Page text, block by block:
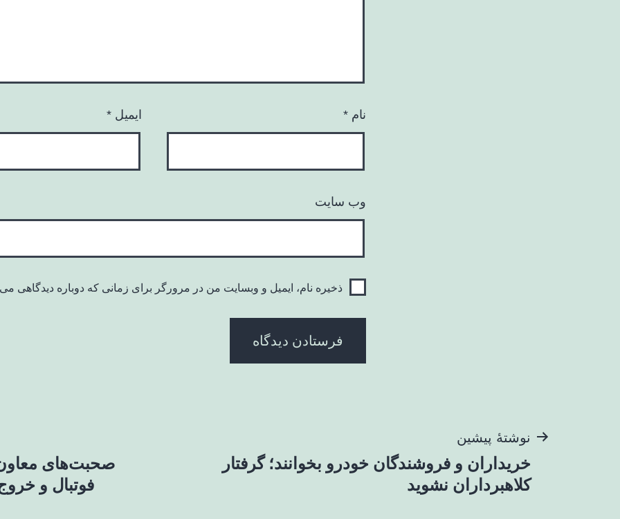
نام * ایمیل *
وب‌ سایت
ذخیره نام، ایمیل و وبسایت من در مرورگر برای زمانی که دوباره دیدگاهی
راهبری
نوشته
نوشتهٔ پیشین
خریداران و فروشندگان خودرو بخوانند؛ گرفتار
کلاهبرداران نشوید
صحبت‌های معاون
فوتبال و